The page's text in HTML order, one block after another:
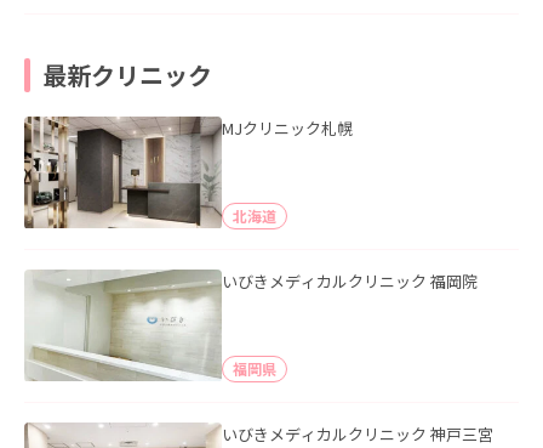
最新クリニック
MJクリニック札幌
北海道
いびきメディカルクリニック 福岡院
福岡県
いびきメディカルクリニック 神戸三宮